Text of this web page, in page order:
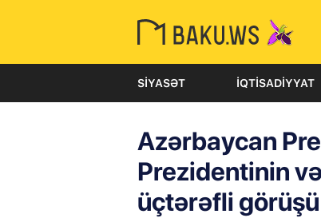
SIYASƏT İQTISADIYYAT
Azərbaycan
Prezidentinin
üçtərəfli